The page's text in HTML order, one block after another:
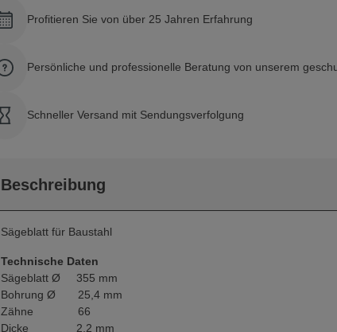
Profitieren Sie von über 25 Jahren Erfahrung
Persönliche und professionelle Beratung von unserem
Schneller Versand mit Sendungsverfolgung
Beschreibung
Sägeblatt für Baustahl
Technische Daten
Sägeblatt Ø 355 mm
Bohrung Ø 25,4 mm
Zähne 66
Dicke 2,2 mm